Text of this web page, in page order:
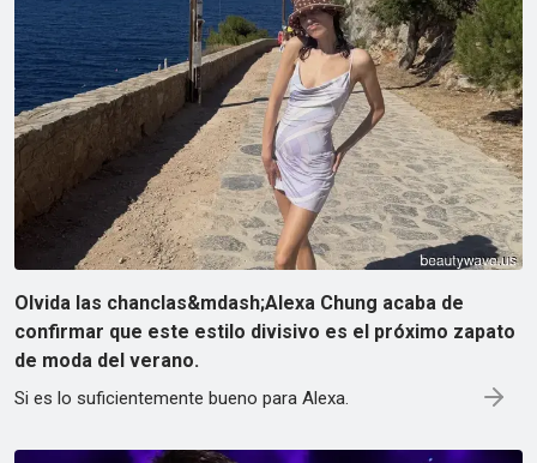
Olvida las chanclas&mdash;Alexa Chung acaba de
confirmar que este estilo divisivo es el próximo zapato
de moda del verano.
Si es lo suficientemente bueno para Alexa.